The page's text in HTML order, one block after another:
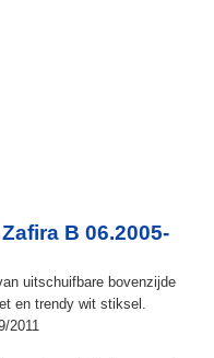
B 06.2005-
uitschuifbare bovenzijde
en trendy wit stiksel.
2011